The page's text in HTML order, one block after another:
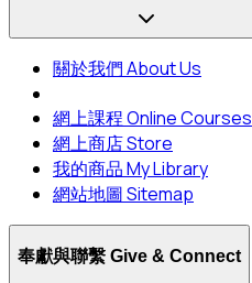
關於我們 About Us
網上課程 Online Courses
網上商店 Store
我的商品 My Library
網站地圖 Sitemap
奉獻與聯繫 Give & Connect